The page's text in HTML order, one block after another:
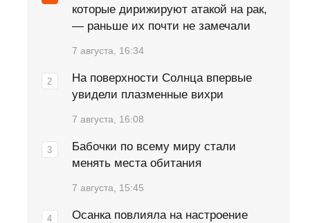
которые дирижируют атакой на рак,
— раньше их почти не замечали
7 августа, 16:34
На поверхности Солнца впервые
увидели плазменные вихри
7 августа, 16:08
Бабочки по всему миру стали
менять места обитания
7 августа, 15:45
Осанка повлияла на настроение